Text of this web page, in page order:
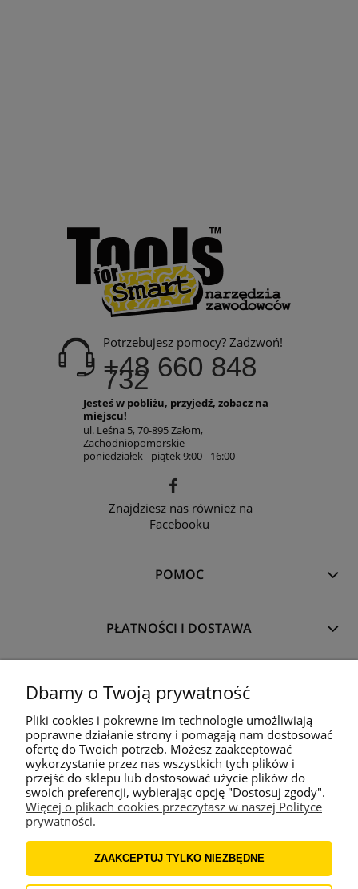
Potrzebujesz pomocy? Zadzwoń!
+48 660 848
732
Jesteś w pobliżu, przyjedź, zobacz na
miejscu!
ul. Leśna 5, 70-895 Załom,
Zachodniopomorskie
poniedziałek - piątek 9:00 - 16:00
Znajdziesz nas również na
Facebooku
POMOC
PŁATNOŚCI I DOSTAWA
O NAS
ToolsforSmart - narzędzia zawodowców, P.P.H.U. ARMOT Arkadiusz
Kałyniak, ul. Leśna 5, 70-895 Załom
Zawartość strony internetowej www.Tools for Smart .pl jest chroniona przez polskie prawo autorskie oraz
prawo własności intelektualnej. Prawa do serwisuToolsforSmartOnline oraz treści w nim zawartych należą
Dbamy o Twoją prywatność
Pliki cookies i pokrewne im technologie umożliwiają
poprawne działanie strony i pomagają nam dostosować
ofertę do Twoich potrzeb. Możesz zaakceptować
wykorzystanie przez nas wszystkich tych plików i
przejść do sklepu lub dostosować użycie plików do
swoich preferencji, wybierając opcję "Dostosuj zgody".
Więcej o plikach cookies przeczytasz w naszej Polityce
prywatności.
ZAAKCEPTUJ TYLKO NIEZBĘDNE